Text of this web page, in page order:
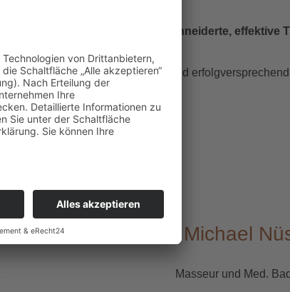
um Ihnen eine maßgeschneiderte, effektive
fundiert, individuell angepasst und
Michael
Masseur und Med.